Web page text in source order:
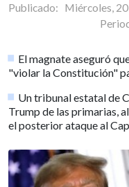
Publicado: Miércoles,
El magnate aseguró
"violar la Constitución"
Un tribunal estatal de
Trump de las primarias,
el posterior ataque al